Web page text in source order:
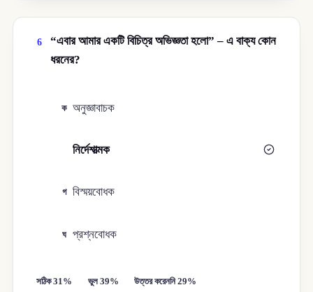
6
“এবার আমার একটি বিচিত্র অভিজ্ঞতা হলাে” – এ বাক্য কোন
ধরনের?
ক অনুজ্ঞাবাচক
নির্দেশাত্মক
গ বিস্ময়বোধক
ঘ প্রশ্নবোধক
সঠিক 31% ভুল 39% উত্তর করেননি 29%